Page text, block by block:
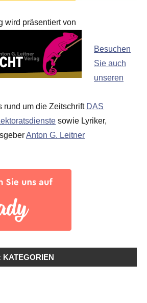
wird präsentiert von
Besuchen
Sie auch
unseren
rund um die Zeitschrift DAS
sowie Lyriker,
Anton G. Leitner
KATEGORIEN